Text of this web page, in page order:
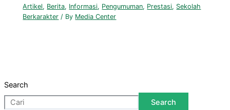
Artikel, Berita, Informasi, Pengumuman, Prestasi, Sekolah
Berkarakter / By Media Center
Search
Search